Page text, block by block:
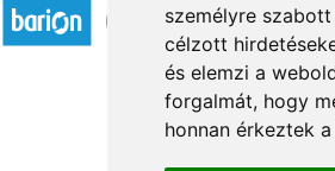
személyre
célzott
és elemzi a
forgalmát, hogy
honnan érkeztek